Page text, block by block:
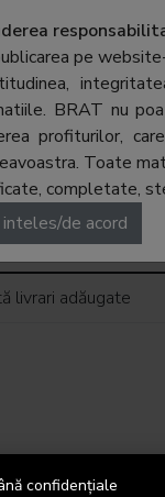
Director General:
difuzare Audiență
toate datele trebuie
Livrare
livrari adăugate
pe
BRAT nu
profiturilor,
Toate
completate,
de acord
confidențiale